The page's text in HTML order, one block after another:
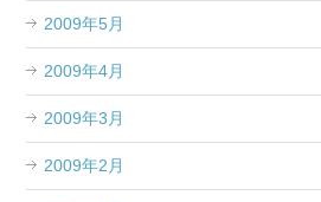
2009年5月
2009年4月
2009年3月
2009年2月